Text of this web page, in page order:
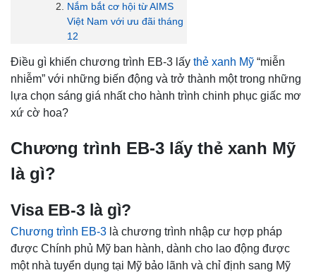
Nắm bắt cơ hội từ AIMS
Việt Nam với ưu đãi tháng
12
Điều gì khiến chương trình EB-3 lấy thẻ xanh Mỹ “miễn
nhiễm” với những biến động và trở thành một trong những
lựa chọn sáng giá nhất cho hành trình chinh phục giấc mơ
xứ cờ hoa?
Chương trình EB-3 lấy thẻ xanh Mỹ
là gì?
Visa EB-3 là gì?
Chương trình EB-3 là chương trình nhập cư hợp pháp
được Chính phủ Mỹ ban hành, dành cho lao động được
một nhà tuyển dụng tại Mỹ bảo lãnh và chỉ định sang Mỹ